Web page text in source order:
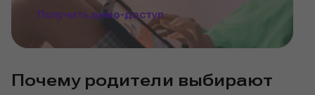
Получить демо-доступ
Почему родители выбирают